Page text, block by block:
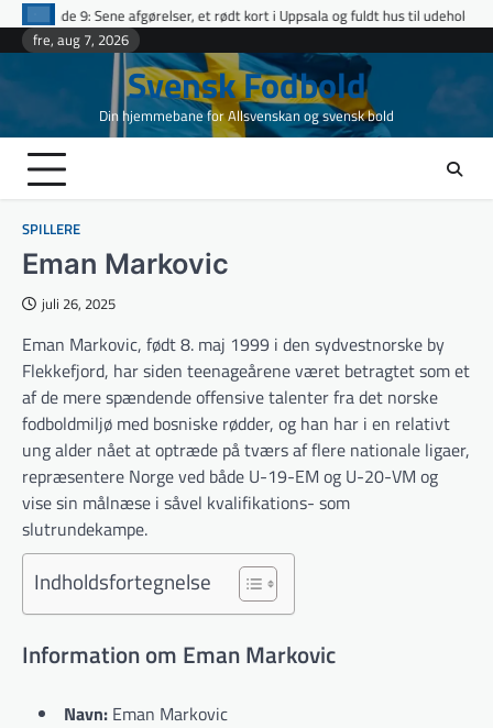
Skip
et rødt kort i Uppsala og fuldt hus til udeholdene i topopgør
fre, aug 7, 2026
Svensk Fodbold
Din hjemmebane for Allsvenskan og svensk bold
SPILLERE
Eman Markovic
juli 26, 2025
Eman Markovic, født 8. maj 1999 i den sydvestnorske by
Flekkefjord, har siden teenageårene været betragtet som et
af de mere spændende offensive talenter fra det norske
fodboldmiljø med bosniske rødder, og han har i en relativt
ung alder nået at optræde på tværs af flere nationale ligaer,
repræsentere Norge ved både U-19-EM og U-20-VM og
vise sin målnæse i såvel kvalifikations- som
slutrundekampe.
Indholdsfortegnelse
Information om Eman Markovic
Navn: Eman Markovic